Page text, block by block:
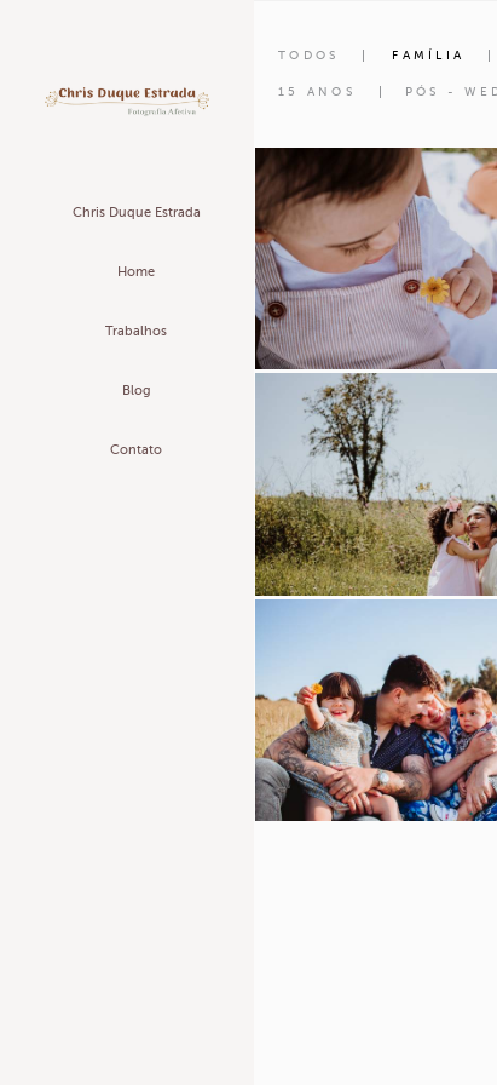
Chris Duque Estrada
Home
Trabalhos
Blog
Contato
TODOS FAMÍLIA
15 ANOS PÓS -